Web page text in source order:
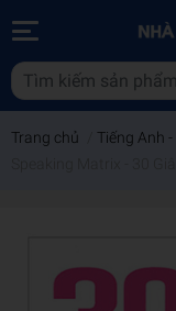
Trang chủ Tiếng Anh